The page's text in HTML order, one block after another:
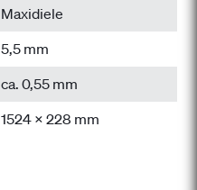
Maxidiele
5,5 mm
ca. 0,55 mm
1524 x 228 mm